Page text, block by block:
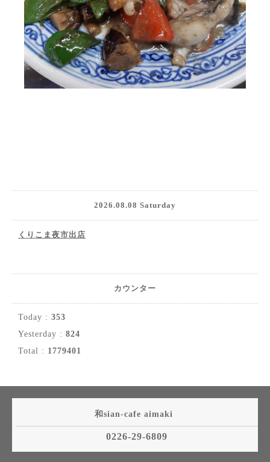
2026.08.08 Saturday
くりこま夜市出店
カウンター
Today : 353
Yesterday : 824
Total : 1779401
和sian-cafe aimaki
0226-29-6809